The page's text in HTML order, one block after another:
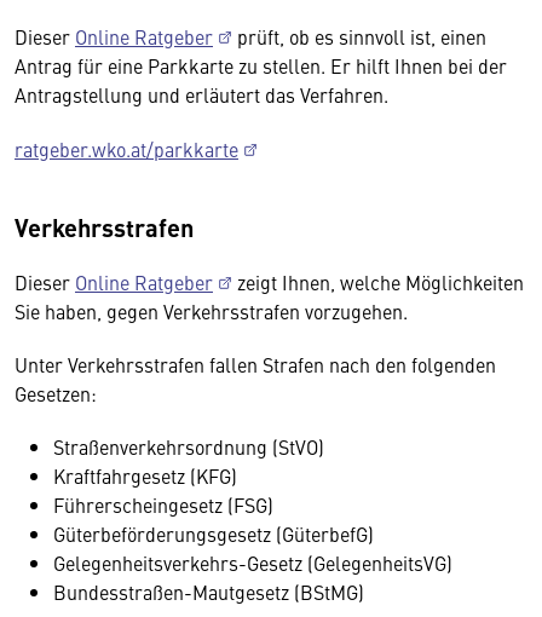
Dieser Online Ratgeber
prüft, ob es sinnvoll ist, einen
Antrag für eine Parkkarte zu stellen. Er hilft Ihnen bei der
Antragstellung und erläutert das Verfahren.
ratgeber.wko.at/parkkarte
Verkehrsstrafen
Dieser Online Ratgeber
zeigt Ihnen, welche Möglichkeiten
Sie haben, gegen Verkehrsstrafen vorzugehen.
Unter Verkehrsstrafen fallen Strafen nach den folgenden
Gesetzen:
Straßenverkehrsordnung (StVO)
Kraftfahrgesetz (KFG)
Führerscheingesetz (FSG)
Güterbeförderungsgesetz (GüterbefG)
Gelegenheitsverkehrs-Gesetz (GelegenheitsVG)
Bundesstraßen-Mautgesetz (BStMG)